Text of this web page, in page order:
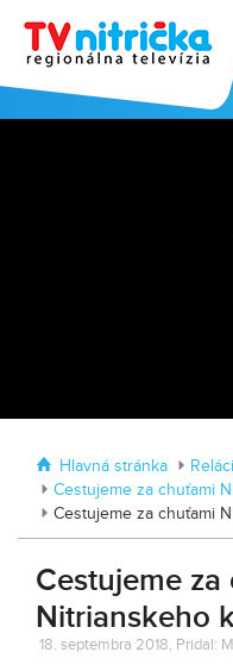
Hlavná stránka
Cestujeme za chuťami
Cestujeme za chuťami
Cestujeme
Nitrianskeho
18. septembra 2018, Pridal: